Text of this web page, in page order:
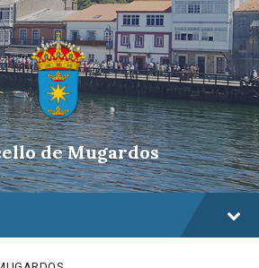
de Mugardos